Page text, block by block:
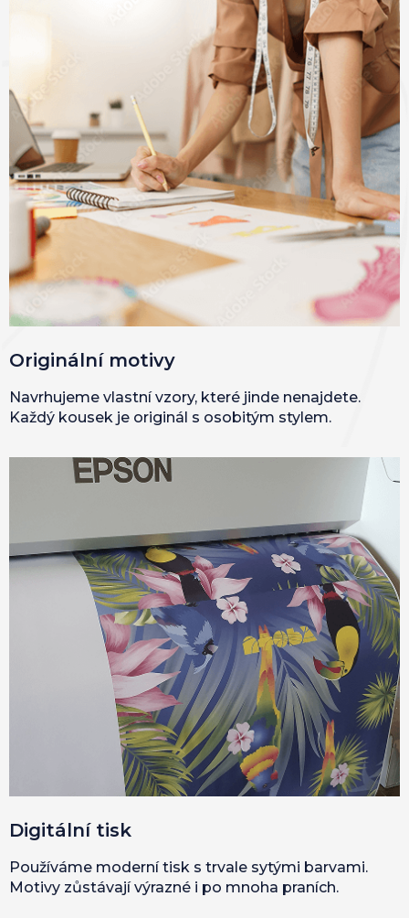
Originální motivy
Navrhujeme vlastní vzory, které jinde nenajdete.
Každý kousek je originál s osobitým stylem.
Digitální tisk
Používáme moderní tisk s trvale sytými barvami.
Motivy zůstávají výrazné i po mnoha praních.